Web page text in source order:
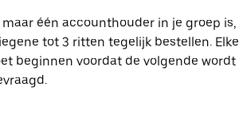
maar één accounthouder in je groep is,
tot 3 ritten tegelijk bestellen. Elke
beginnen voordat de volgende wordt